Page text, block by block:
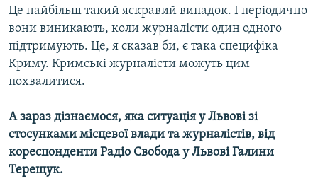
Це найбільш такий яскравий випадок. І періодично
вони виникають, коли журналісти один одного
підтримують. Це, я сказав би, є така специфіка
Криму. Кримські журналісти можуть цим
похвалитися.
А зараз дізнаємося, яка ситуація у Львові зі
стосунками місцевої влади та журналістів, від
кореспонденти Радіо Свобода у Львові Галини
Терещук.